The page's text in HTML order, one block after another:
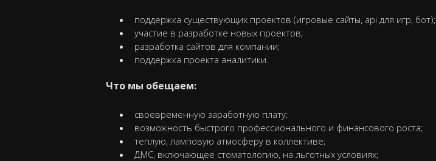
поддержка существующих проектов (игровые сайты, api для игр, бот);
участие в разработке новых проектов;
разработка сайтов для компании;
поддержка проекта аналитики.
Что мы обещаем:
своевременную заработную плату;
возможность быстрого профессионального и финансового роста;
теплую, ламповую атмосферу в коллективе;
ДМС, включающее стоматологию, на льготных условиях;